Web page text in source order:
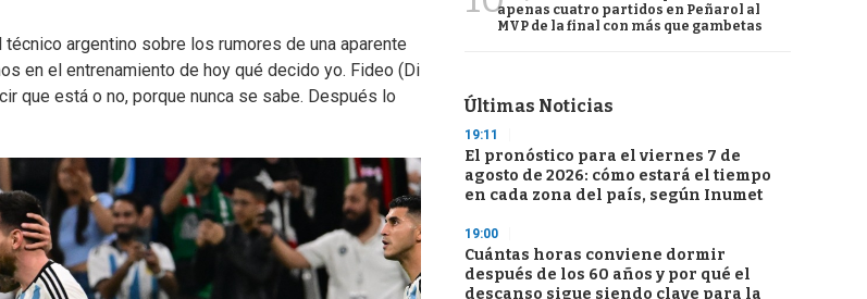
argentino sobre los rumores de una aparente
en el entrenamiento de hoy qué decido yo. Fideo (Di
que está o no, porque nunca se sabe. Después lo
apenas cuatro partidos en Peñarol al
MVP de la final con más que gambetas
Últimas Noticias
19:11
El pronóstico para el viernes 7 de
agosto de 2026: cómo estará el tiempo
en cada zona del país, según Inumet
19:00
Cuántas horas conviene dormir
después de los 60 años y por qué el
descanso sigue siendo clave para la